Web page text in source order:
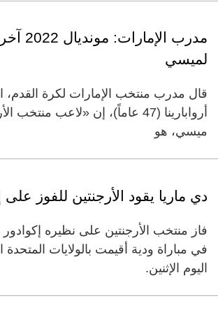
مدرب
لميسي
قال مدرب منتخب الإمارات لكرة القدم،
أروابارينا (47 عاماً)، إن «لاعب
ميسي، هو
دي ماريا يقود الأرجنتين للفوز على
في مباراة ودية أقيمت بالولايات المتحدة
اليوم الإثنين.